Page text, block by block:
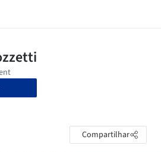
Compartilhar